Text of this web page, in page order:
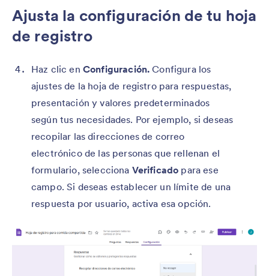
Ajusta la configuración de tu hoja
de registro
Haz clic en Configuración. Configura los
ajustes de la hoja de registro para respuestas,
presentación y valores predeterminados
según tus necesidades. Por ejemplo, si deseas
recopilar las direcciones de correo
electrónico de las personas que rellenan el
formulario, selecciona Verificado para ese
campo. Si deseas establecer un límite de una
respuesta por usuario, activa esa opción.